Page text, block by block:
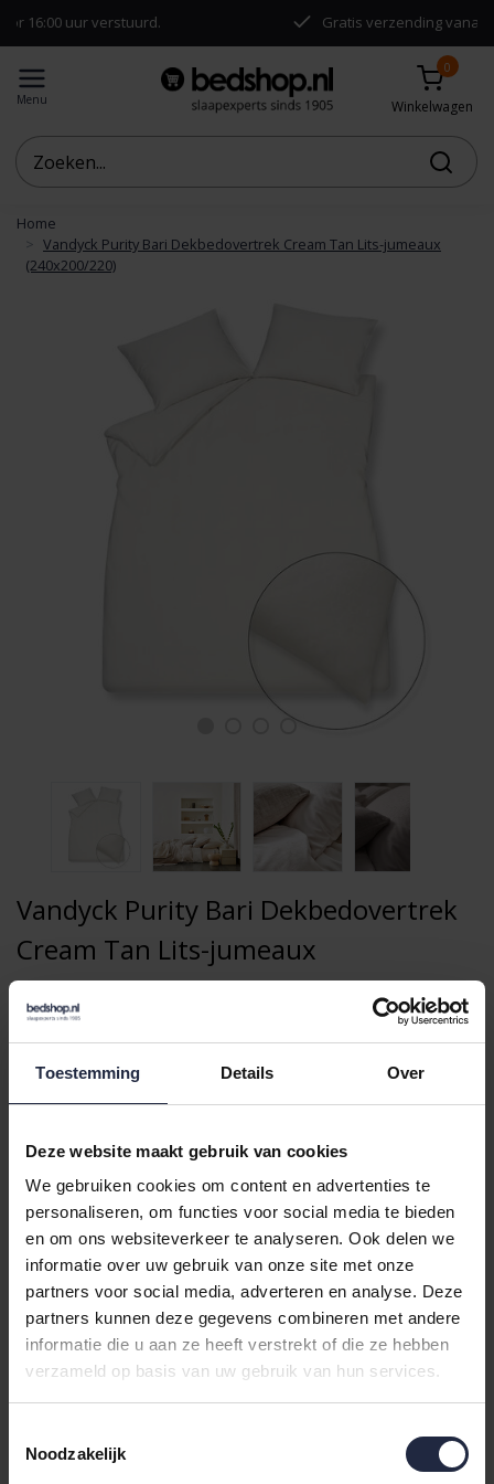
Toestemming Details Over
Deze website maakt gebruik van cookies
We gebruiken cookies om content en advertenties te
personaliseren, om functies voor social media te bieden
en om ons websiteverkeer te analyseren. Ook delen we
informatie over uw gebruik van onze site met onze
partners voor social media, adverteren en analyse. Deze
partners kunnen deze gegevens combineren met andere
informatie die u aan ze heeft verstrekt of die ze hebben
verzameld op basis van uw gebruik van hun services.
Noodzakelijk
uur verstuurd. Gratis verzending vanaf €50,-
Menu
0
Winkelwagen
Home
Vandyck Purity Bari Dekbedovertrek Cream Tan Lits-jumeaux
(240x200/220)
Vandyck Purity Bari Dekbedovertrek
Cream Tan Lits-jumeaux
(240x200/220)
259,95
Varianten:creamtan
Loading...
Loading...
In de winkelwagen
Gratis retourneren vanaf €100,-